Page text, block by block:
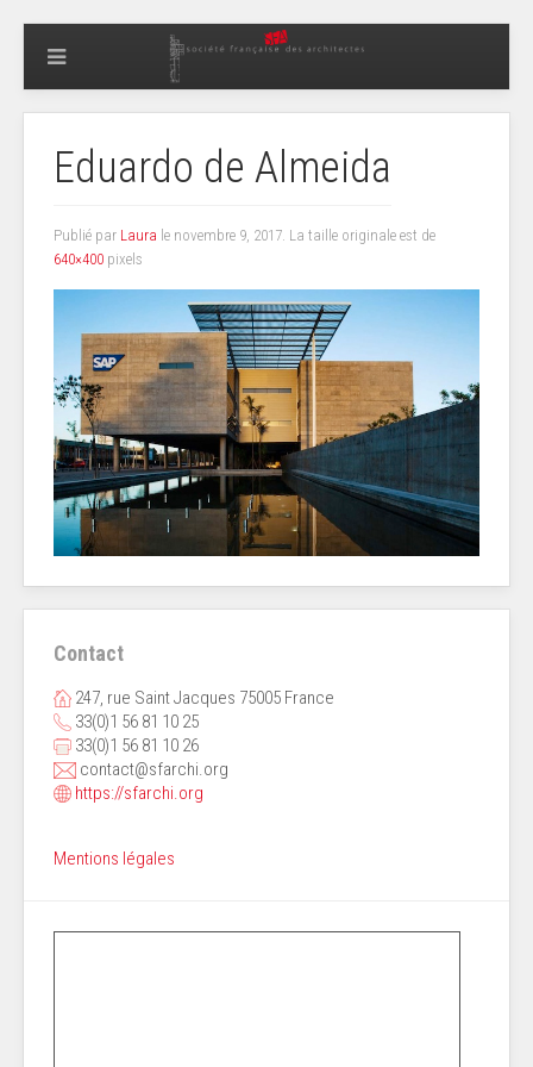
Eduardo de Almeida
Publié par Laura le novembre 9, 2017. La taille originale est de
640×400 pixels
Contact
247, rue Saint Jacques 75005 France
33(0)1 56 81 10 25
33(0)1 56 81 10 26
contact@sfarchi.org
https://sfarchi.org
Mentions légales